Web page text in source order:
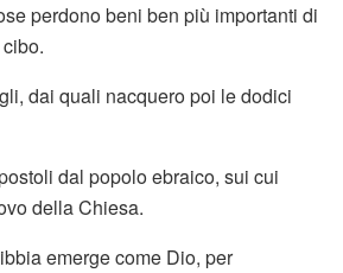
perdono beni ben più importanti di
dai quali nacquero poi le dodici
dal popolo ebraico, sui cui
della Chiesa.
emerge come Dio, per